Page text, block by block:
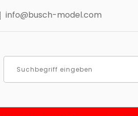
info@busch-model.com